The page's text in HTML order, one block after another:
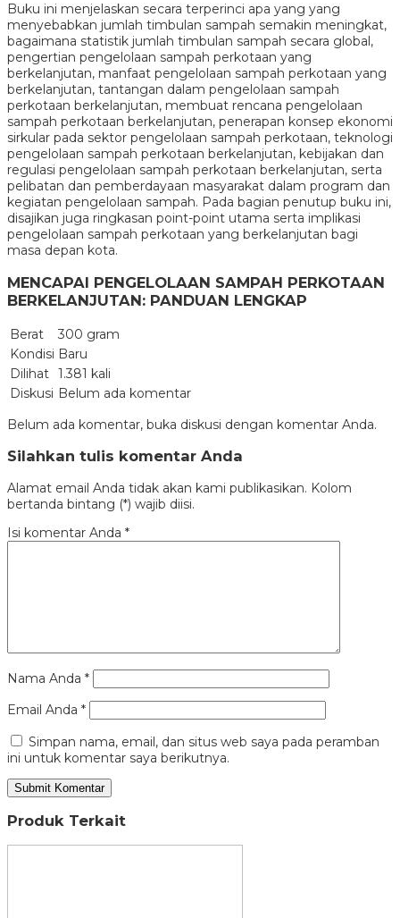
Buku ini menjelaskan secara terperinci apa yang yang
menyebabkan jumlah timbulan sampah semakin meningkat,
bagaimana statistik jumlah timbulan sampah secara global,
pengertian pengelolaan sampah perkotaan yang
berkelanjutan, manfaat pengelolaan sampah perkotaan yang
berkelanjutan, tantangan dalam pengelolaan sampah
perkotaan berkelanjutan, membuat rencana pengelolaan
sampah perkotaan berkelanjutan, penerapan konsep ekonomi
sirkular pada sektor pengelolaan sampah perkotaan, teknologi
pengelolaan sampah perkotaan berkelanjutan, kebijakan dan
regulasi pengelolaan sampah perkotaan berkelanjutan, serta
pelibatan dan pemberdayaan masyarakat dalam program dan
kegiatan pengelolaan sampah. Pada bagian penutup buku ini,
disajikan juga ringkasan point-point utama serta implikasi
pengelolaan sampah perkotaan yang berkelanjutan bagi
masa depan kota.
MENCAPAI PENGELOLAAN SAMPAH PERKOTAAN
BERKELANJUTAN: PANDUAN LENGKAP
Berat
300 gram
Kondisi Baru
Dilihat 1.381 kali
Diskusi Belum ada komentar
Belum ada komentar, buka diskusi dengan komentar Anda.
Silahkan tulis komentar Anda
Alamat email Anda tidak akan kami publikasikan. Kolom
bertanda bintang (*) wajib diisi.
Isi komentar Anda *
Nama Anda *
Email Anda *
Simpan nama, email, dan situs web saya pada peramban
ini untuk komentar saya berikutnya.
Produk Terkait